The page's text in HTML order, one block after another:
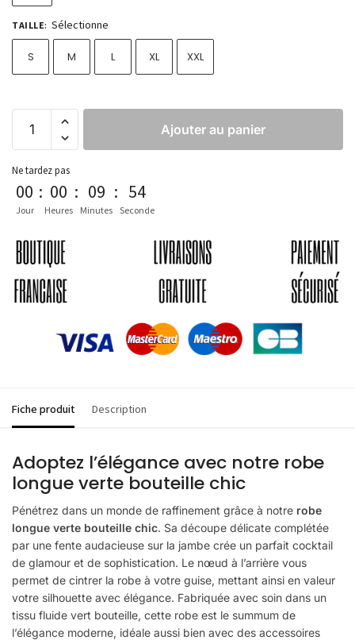
TAILLE: Sélectionne
S M L XL XXL
Ajouter au panier
Ne tardez pas
00
Jour
: 00
Heures
: 09
Minutes
: 53
Seconde
Fiche produit Description
Adoptez l’élégance avec notre robe
longue verte bouteille chic
Pénétrez dans un monde de raffinement grâce à notre robe
longue verte bouteille chic. Sa découpe délicate complétée
par une fente audacieuse sur la jambe crée un parfait cocktail
de glamour et de sophistication. Le nœud à l’arrière vous
permet de cintrer la robe à votre guise, mettant ainsi en valeur
votre silhouette avec élégance. Fabriquée avec soin dans un
tissu fluide vert bouteille, cette robe est le summum de
l’élégance moderne, idéale aussi bien avec des accessoires